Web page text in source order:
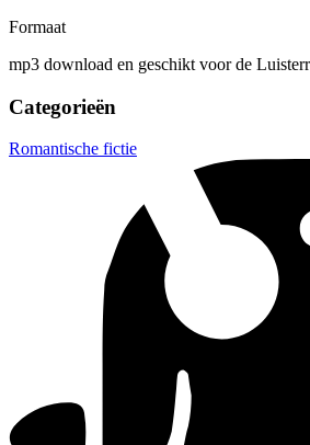
Formaat
mp3 download en geschikt voor de
Categorieën
Romantische fictie